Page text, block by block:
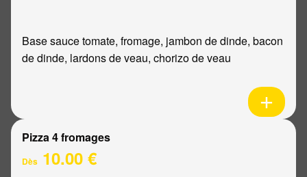
Base sauce tomate, fromage, jambon de dinde, bacon
de dinde, lardons de veau, chorizo de veau
Pizza 4 fromages
Dès 10.00 €